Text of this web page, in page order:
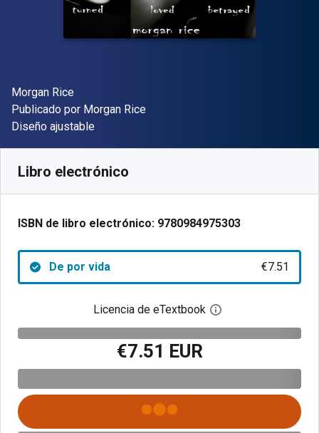
Autor(es)
Morgan Rice
Editorial
Publicado por Morgan Rice
Formato
Diseño ajustable
Libro electrónico
ISBN de libro electrónico: 9780984975303
De por vida €7.51
Licencia de eTextbook Abre el cuadro de
€7.51 EUR